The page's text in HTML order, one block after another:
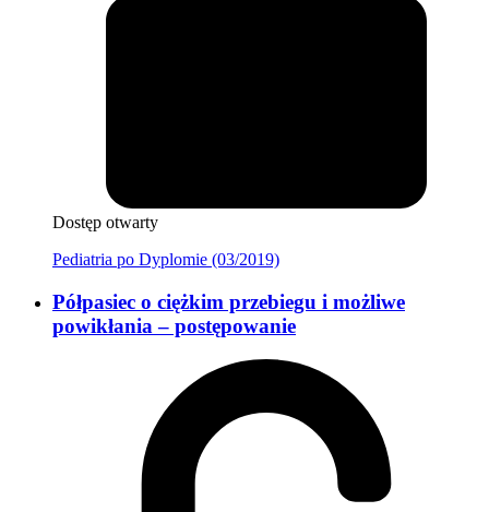
Dostęp otwarty
Pediatria po Dyplomie (03/2019)
Półpasiec o ciężkim przebiegu i możliwe
powikłania – postępowanie